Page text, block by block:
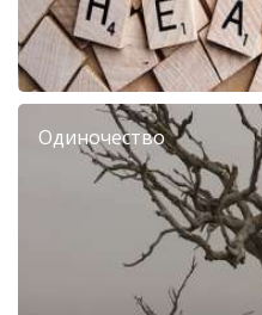
Одиночество